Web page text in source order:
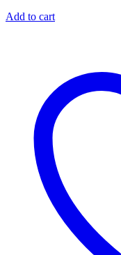
Add to cart